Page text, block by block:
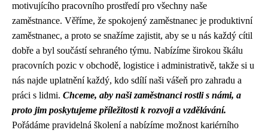
motivujícího pracovního prostředí pro všechny naše
zaměstnance. Věříme, že spokojený zaměstnanec je produktivní
zaměstnanec, a proto se snažíme zajistit, aby se u nás každý cítil
dobře a byl součástí sehraného týmu. Nabízíme širokou škálu
pracovních pozic v obchodě, logistice i administrativě, takže si u
nás najde uplatnění každý, kdo sdílí naši vášeň pro zahradu a
práci s lidmi. Chceme, aby naši zaměstnanci rostli s námi, a
proto jim poskytujeme příležitosti k rozvoji a vzdělávání.
Pořádáme pravidelná školení a nabízíme možnost kariérního